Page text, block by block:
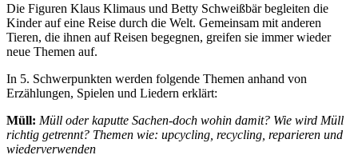
Die Figuren Klaus Klimaus und Betty Schweißbär begleiten die
Kinder auf eine Reise durch die Welt. Gemeinsam mit anderen
Tieren, die ihnen auf Reisen begegnen, greifen sie immer wieder
neue Themen auf.
In 5. Schwerpunkten werden folgende Themen anhand von
Erzählungen, Spielen und Liedern erklärt:
Müll: Müll oder kaputte Sachen-doch wohin damit? Wie wird Müll
richtig getrennt? Themen wie: upcycling, recycling, reparieren und
wiederverwenden